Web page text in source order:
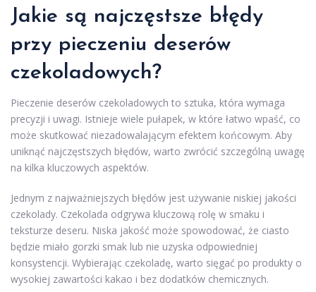
Jakie są najczęstsze błędy
przy pieczeniu deserów
czekoladowych?
Pieczenie deserów czekoladowych to sztuka, która wymaga
precyzji i uwagi. Istnieje wiele pułapek, w które łatwo wpaść, co
może skutkować niezadowalającym efektem końcowym. Aby
uniknąć najczęstszych błędów, warto zwrócić szczególną uwagę
na kilka kluczowych aspektów.
Jednym z najważniejszych błędów jest używanie niskiej jakości
czekolady. Czekolada odgrywa kluczową rolę w smaku i
teksturze deseru. Niska jakość może spowodować, że ciasto
będzie miało gorzki smak lub nie uzyska odpowiedniej
konsystencji. Wybierając czekoladę, warto sięgać po produkty o
wysokiej zawartości kakao i bez dodatków chemicznych.